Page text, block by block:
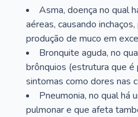
Asma, doença no qual
aéreas, causando
produção de muco em
Bronquite aguda, no
brônquios (estrutura que
sintomas como dores nas
Pneumonia, no qual há
pulmonar e que afeta